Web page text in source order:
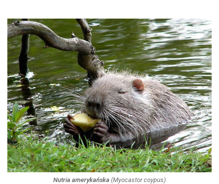
Nutria amerykańska (Myocastor coypus)